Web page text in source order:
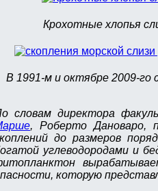
Крохотные хлопья
В 1991-м и октябре 2009-го
словам директора
, Роберто Дановаро,
до размеров
углеводородами и
которую